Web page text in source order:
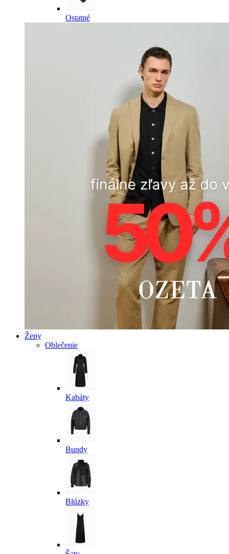
Ostatné
Ženy
Oblečenie
Kabáty
Bundy
Blúzky